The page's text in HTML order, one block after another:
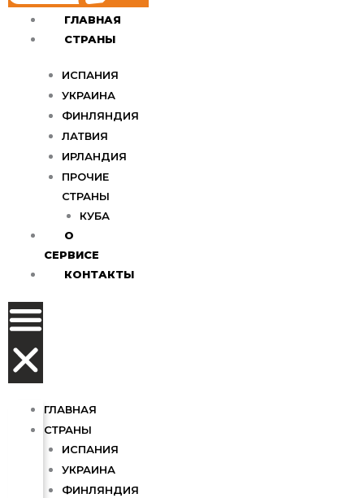
ГЛАВНАЯ
СТРАНЫ
ИСПАНИЯ
УКРАИНА
ФИНЛЯНДИЯ
ЛАТВИЯ
ИРЛАНДИЯ
ПРОЧИЕ
СТРАНЫ
КУБА
О
СЕРВИСЕ
КОНТАКТЫ
ГЛАВНАЯ
СТРАНЫ
ИСПАНИЯ
УКРАИНА
ФИНЛЯНДИЯ